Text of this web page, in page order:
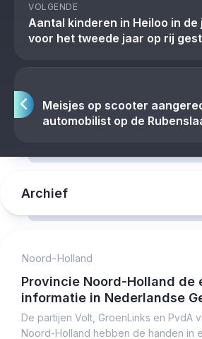
VOLGENDE
Aantal kinderen in Heiloo in de
voor het tweede jaar op rij
Meisjes op scooter
automobilist op de
Archief
Noord-Holland
Provincie Noord-Holland de
informatie in Nederlandse
De partijen Volt, GroenLinks en PvdA
Noord-Holland hebben de handen in